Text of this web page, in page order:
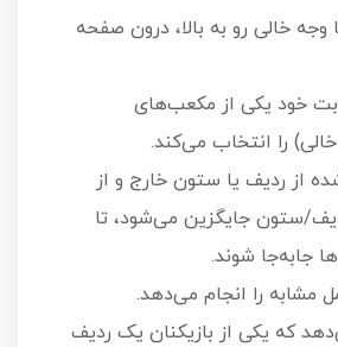
خالی رو به بالا، درون صفحه
خود یکی از مکعب‌های
از ردیف یا ستون خارج و از
ستون جایگزین می‌شود، تا
جابه‌جا شوند.
مشابه را انجام می‌دهد.
که یکی از بازیکنان یک ردیف